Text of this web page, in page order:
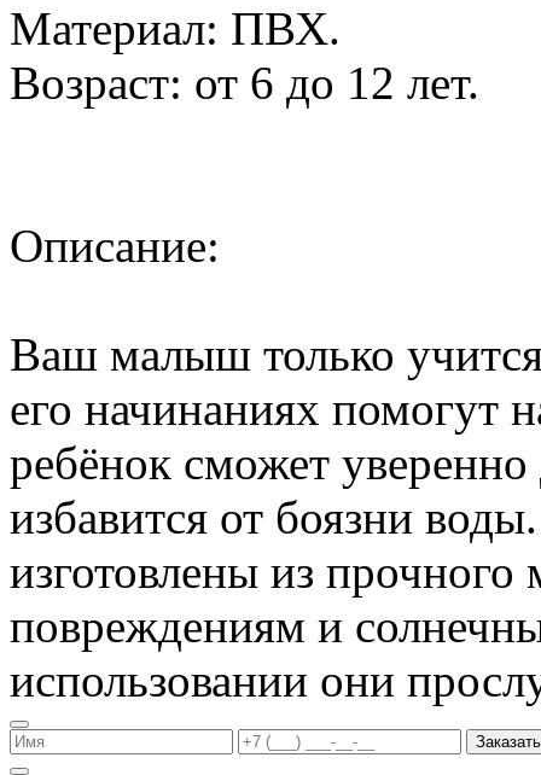
Материал: ПВХ.
Возраст: от 6 до 12 лет.
Описание:
Ваш малыш только
его начинаниях помогут
ребёнок сможет
избавится от боязни
изготовлены из
повреждениям и
использовании они
Заказать